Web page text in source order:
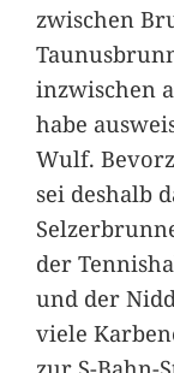
zwischen
inzwischen
habe
Wulf.
sei deshalb
der
und der
viele